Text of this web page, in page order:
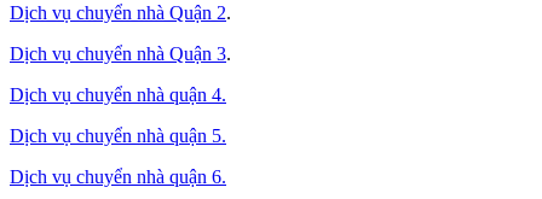
Dịch vụ chuyển nhà Quận 2.
Dịch vụ chuyển nhà Quận 3.
Dịch vụ chuyển nhà quận 4.
Dịch vụ chuyển nhà quận 5.
Dịch vụ chuyển nhà quận 6.